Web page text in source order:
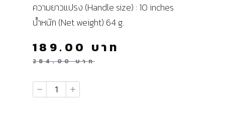
ความยาวแปรง (Handle size) : 10 inches
น้ำหนัก (Net weight) 64 g.
284.00บาท
189.00 บาท